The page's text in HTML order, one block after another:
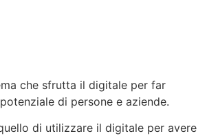
che sfrutta il digitale per far
di persone e aziende.
di utilizzare il digitale per avere